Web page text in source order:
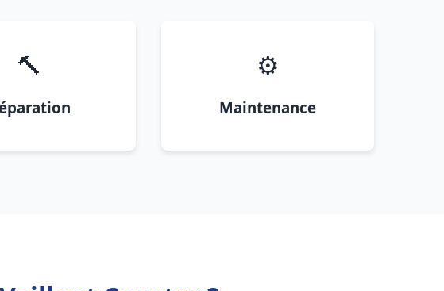
🔨 ⚙️
Maintenance